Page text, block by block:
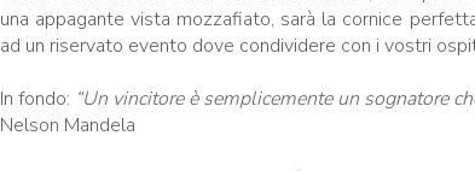
una appagante vista mozzafiato, sarà la cornice
ad un riservato evento dove condividere con i vostri
In fondo: “Un vincitore è semplicemente un sognatore
Nelson Mandela